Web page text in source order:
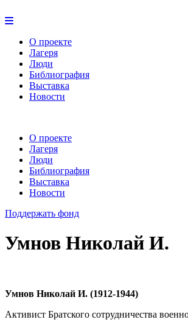
О проекте
Лагеря
Люди
Библиография
Выставка
Новости
О проекте
Лагеря
Люди
Библиография
Выставка
Новости
Поддержать фонд
Умнов Николай И.
Умнов Николай И. (1912-1944)
Активист Братского сотрудничества